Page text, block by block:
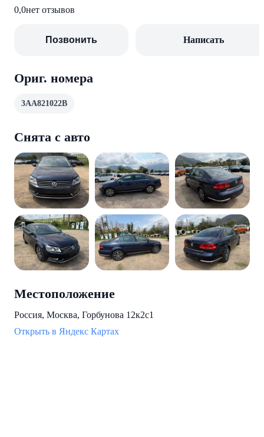
0,0нет отзывов
Позвонить Написать
Ориг. номера
3AA821022B
Снята с авто
Местоположение
Россия, Москва, Горбунова 12к2с1
Открыть в Яндекс Картах